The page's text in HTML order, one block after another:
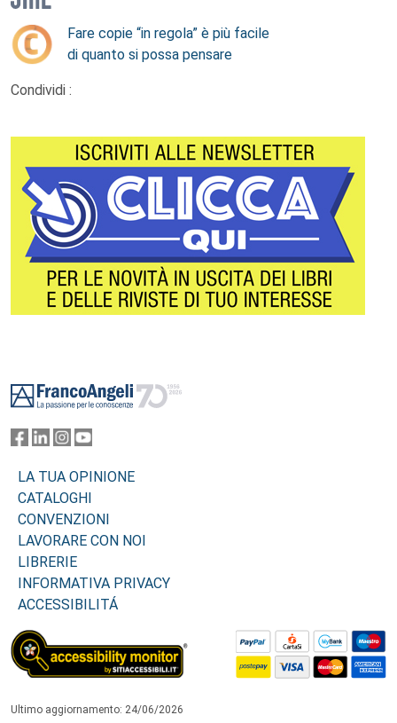
Fare copie “in regola” è più facile
di quanto si possa pensare
Condividi :
LA TUA OPINIONE
CATALOGHI
CONVENZIONI
LAVORARE CON NOI
LIBRERIE
INFORMATIVA PRIVACY
ACCESSIBILITÁ
Ultimo aggiornamento: 24/06/2026